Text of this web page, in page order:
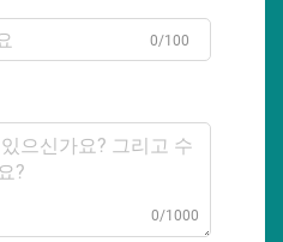
0/100
0/1000